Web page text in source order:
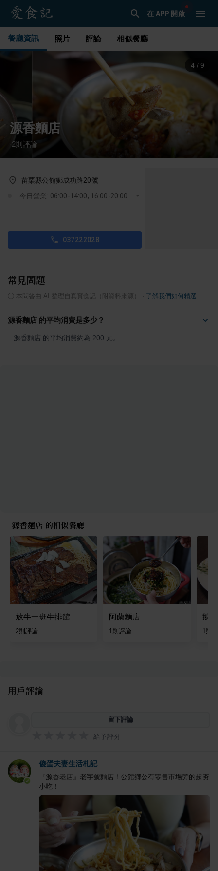
在 APP 開啟
餐廳資訊 照片 評論 相似餐廳
4 / 9
源香麵店
·2 則評論
苗栗縣公館鄉成功路20號
今日營業: 06:00-14:00, 16:00-20:00
037222028
常見問題
本問答由 AI 整理自真實食記（附資料來源） 了解我們如何精選
源香麵店 的平均消費是多少？
源香麵店 的平均消費約為 200 元。
源香麵店 的相似餐廳
放牛一班牛排館
2則評論
阿蘭麵店
1則評論
鵝
1則
用戶評論
留下評論
給予評分
傻蛋夫妻生活札記
『源香老店』老字號麵店！公館鄉公有零售市場旁的超夯
小吃！